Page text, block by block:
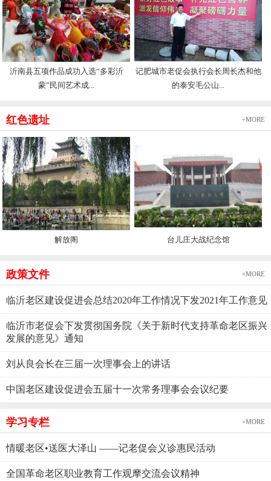
沂南县五项作品成功入选“多彩沂
蒙”民间艺术成...
记肥城市老促会执行会长周长杰和他
的泰安毛公山...
红色遗址 +MORE
解放阁 台儿庄大战纪念馆
政策文件 +MORE
临沂老区建设促进会总结2020年工作情况下发2021年工作意见
临沂市老促会下发贯彻国务院《关于新时代支持革命老区振兴
发展的意见》通知
刘从良会长在三届一次理事会上的讲话
中国老区建设促进会五届十一次常务理事会会议纪要
学习专栏 +MORE
情暖老区•送医大泽山 ——记老促会义诊惠民活动
全国革命老区职业教育工作观摩交流会议精神